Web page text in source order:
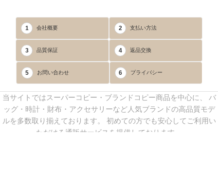
1 会社概要 2 支払い方法
3 品質保証 4 返品交換
5 お問い合わせ 6 プライバシー
当サイトではスーパーコピー・ブランドコピー商品を中心に、 バ
ッグ・時計・財布・アクセサリーなど人気ブランドの高品質モデ
ルを多数取り揃えております。 初めての方でも安心してご利用い
ただける通販サービスを提供しております。